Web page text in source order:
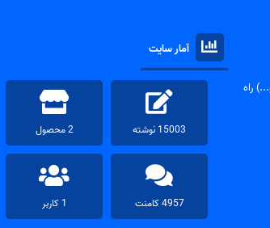
راه
آمار سایت
15003 نوشته 2 محصول
4957 کامنت 1 کاربر